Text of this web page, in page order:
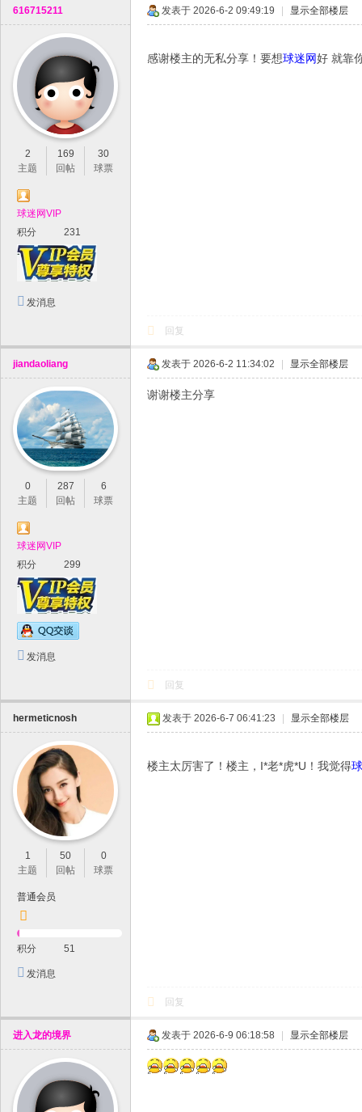
616715211
2
主题
169
回帖
30
球票
球迷网VIP
积分
231
发消息
发表于 2026-6-2 09:49:19 显示全部楼层
感谢楼主的无私分享！要想球迷网好 就靠
回复
jiandaoliang
0
主题
287
回帖
6
球票
球迷网VIP
积分
299
发消息
发表于 2026-6-2 11:34:02 显示全部楼层
谢谢楼主分享
回复
hermeticnosh
1
主题
50
回帖
0
球票
普通会员
积分 51
发消息
发表于 2026-6-7 06:41:23 显示全部楼层
楼主太厉害了！楼主，I*老*虎*U！我觉得
回复
进入龙的境界 发表于 2026-6-9 06:18:58 显示全部楼层